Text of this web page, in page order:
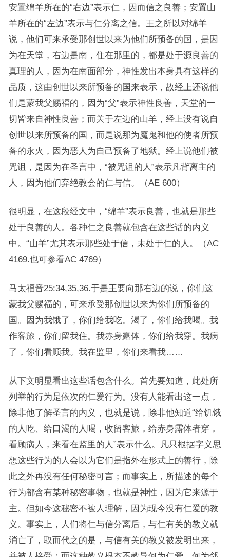
安置绵羊所在的“右边”表示仁，因而信之良善；安置山
羊所在的“左边”表示与仁分离之信。王之所以对绵羊
说，他们可来承受那创世以来为他们所预备的国，是因
为在天堂，右边是南，住在那里的，都是处于源良善的
真理的人，因为在南面部分，神性发出本身具有这样的
品质，这由创世以来所预备的国来表示，故经上还说他
们是蒙我父赐福的，因为“父”表示神性良善，天堂的一
切皆来自神性良善；而关于左边的山羊，经上没有说自
创世以来所预备的国，而是说那为魔鬼和他的使者所预
备的永火，因为恶人为自己预备了地狱。经上说他们被
咒诅，是因为在圣言中，“被咒诅的人”表示凡背离主的
人，因为他们弃绝教会的仁与信。（AE 600）
很明显，在这段经文中，“绵羊”表示良善，也就是那些
处于良善的人。各种仁之良善就包含在这些话的内义
中。“山羊”尤其表示那些处于信，未处于仁的人。（AC
4169.也可参看AC 4769）
马太福音25:34,35,36.于是王要向那右边的说，你们这
蒙我父赐福的，可来承受那创世以来为你们所预备的
国。因为我饿了，你们给我吃。渴了，你们给我喝。我
作客旅，你们留我住。我赤身露体，你们给我穿。我病
了，你们看顾我。我在监里，你们来看我……
从下文明显看出这些话包含什么。首先要知道，此处所
列举的行为是依次的仁爱行为。没有人能看出这一点，
除非他了解圣言的内义，也就是说，除非他知道“给饥饿
的人吃、给口渴的人喝，收留客旅，给赤身露体者穿，
看顾病人，来看在监里的人”表示什么。凡只根据字义思
想这些行为的人会以为它们是指外在形式上的善行，除
此之外再没有任何秘密可言；而事实上，所描述的每个
行为都含有某种秘密事物，也就是神性，因为它来源于
主。但如今这秘密不被人理解，因为现今没有仁爱的教
义。事实上，人们将仁与信分离后，与仁有关的教义就
消亡了，取而代之的是，与信有关的教义被发明出来，